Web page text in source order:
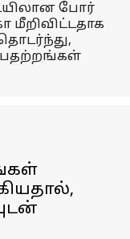
போர்
மீறிவிட்டதாக
பதற்றங்கள்